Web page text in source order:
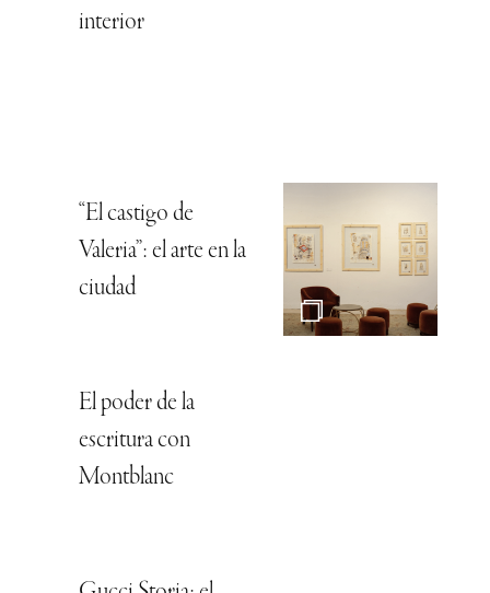
interior
“El castigo de
Valeria”: el arte en la
ciudad
El poder de la
escritura con
Montblanc